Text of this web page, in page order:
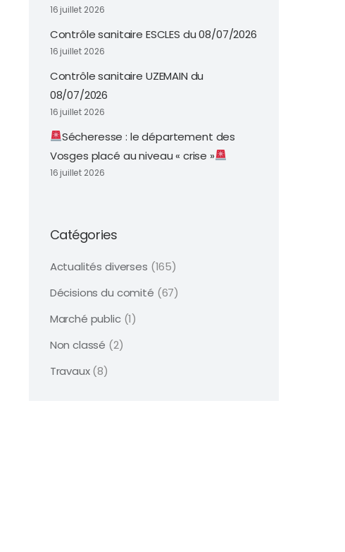
16 juillet 2026
Contrôle sanitaire ESCLES du 08/07/2026
16 juillet 2026
Contrôle sanitaire UZEMAIN du
08/07/2026
16 juillet 2026
Sécheresse : le département des
Vosges placé au niveau « crise »
16 juillet 2026
Catégories
Actualités diverses (165)
Décisions du comité (67)
Marché public(1)
Non classé (2)
Travaux(8)